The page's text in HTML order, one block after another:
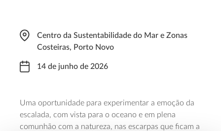
Centro da Sustentabilidade do Mar e Zonas
Costeiras, Porto Novo
14 de junho de 2026
Uma oportunidade para experimentar a emoção da
escalada, com vista para o oceano e em plena
comunhão com a natureza, nas escarpas que ficam a